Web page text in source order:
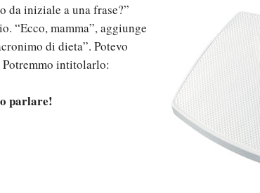
da iniziale a una frase?”
“Ecco, mamma”, aggiunge
di dieta”. Potevo
intitolarlo:
parlare!